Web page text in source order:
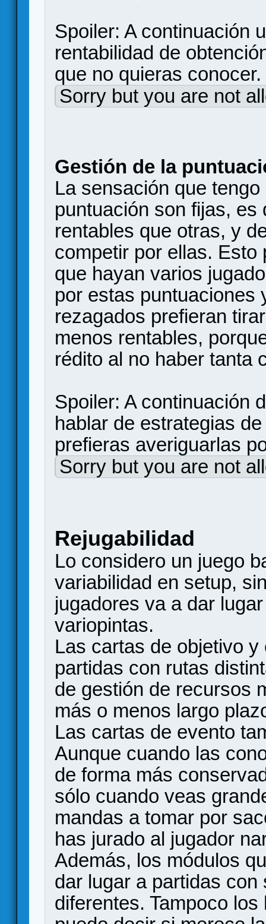
Spoiler: A continuación
rentabilidad de
que no quieras conocer.
Sorry but you are not
Gestión de la
La sensación que
puntuación son fijas,
rentables que otras, y
competir por ellas.
que hayan varios
por estas puntuaciones
rezagados prefieran
menos rentables,
rédito al no haber tanta
Spoiler: A continuación
hablar de estrategias
prefieras averiguarlas
Sorry but you are not
Rejugabilidad
Lo considero un juego
variabilidad en setup,
jugadores va a dar
variopintas.
Las cartas de objetivo
partidas con rutas
de gestión de recursos
más o menos largo
Las cartas de evento
Aunque cuando las
de forma más
sólo cuando veas
mandas a tomar por
has jurado al jugador
Además, los módulos
dar lugar a partidas
diferentes. Tampoco